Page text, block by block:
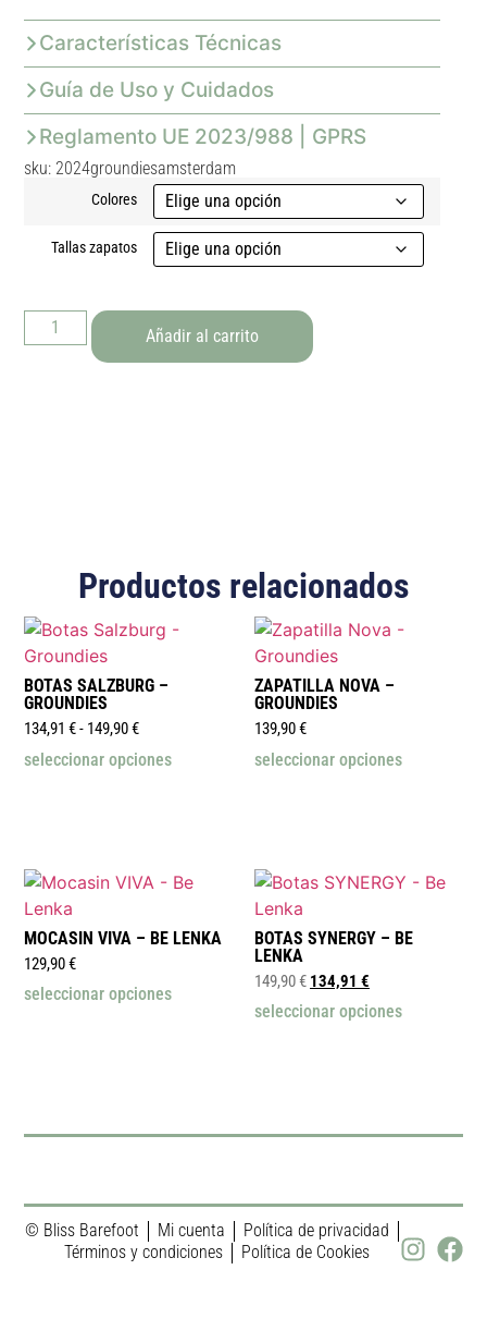
Características Técnicas
Guía de Uso y Cuidados
Reglamento UE 2023/988 | GPRS
sku: 2024groundiesamsterdam
Colores
Tallas zapatos
Añadir al carrito
Productos relacionados
BOTAS SALZBURG –
GROUNDIES
134,91€- 149,90€
seleccionar opciones
ZAPATILLA NOVA –
GROUNDIES
139,90€
seleccionar opciones
MOCASIN VIVA – BE LENKA
129,90€
seleccionar opciones
BOTAS SYNERGY – BE
LENKA
149,90€ 134,91 €
seleccionar opciones
© Bliss Barefoot Mi cuenta
Política de privacidad
Términos y condiciones
Política de Cookies